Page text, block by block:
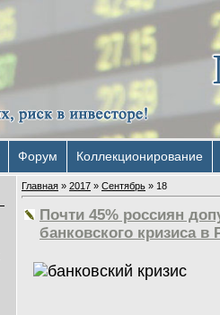
Форум Коллекционирование
Главная » 2017 » Сентябрь » 18
Почти 45% россиян
банковского кризиса в